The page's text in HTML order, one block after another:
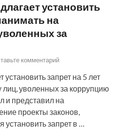
установить
на
за
комментарий
запрет на 5 лет
лиц, уволенных за коррупцию
и представил на
проекты законов,
установить запрет в …